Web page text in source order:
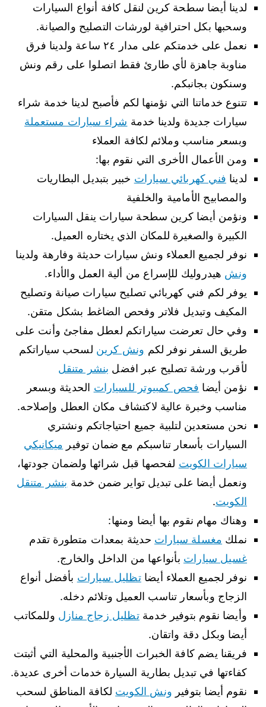
لدينا أيضا سطحة كرين لنقل كافة أنواع السيارات
وسحبها بكل احترافية لورشات التصليح والصيانة.
نعمل على خدمتكم على مدار ٢٤ ساعة ولدينا فرق
مناوبة جاهزة لأي طارئ فقط اتصلوا على رقم ونش
وسنكون بجانبكم.
تتنوع خدماتنا التي نؤمنها لكم فأصبح لدينا خدمة شراء
سيارات جديدة ولدينا خدمة شراء سيارات مستعملة
وبسعر مناسب وملائم لكافة العملاء
ومن الأعمال الأخرى التي نقوم بها:
لدينا فني كهربائي سيارات خبير بتبديل البطاريات
والمصابيح الأمامية والخلفية
ونؤمن أيضا كرين سطحة سيارات ينقل السيارات
الكبيرة والصغيرة للمكان الذي يختاره العميل.
نوفر لجميع العملاء ونش سيارات حديثة وفارهة ولدينا
ونش هيدروليك للإسراع من ألية العمل والأداء.
يوفر لكم فني كهربائي تصليح سيارات صيانة وتصليح
المكيف وتبديل فلاتر وفحص الضاغط بشكل متقن.
وفي حال تعرضت سياراتكم لعطل مفاجئ وأنت على
طريق السفر نوفر لكم ونش كرين لسحب سياراتكم
لأقرب ورشة تصليح عبر افضل بنشر متنقل
نؤمن أيضا فحص كمبيوتر للسيارات الحديثة وبسعر
مناسب وخبرة عالية لاكتشاف مكان العطل وإصلاحه.
نحن مستعدين لتلبية جميع احتياجاتكم ونشتري
السيارات بأسعار تناسبكم مع ضمان توفير ميكانيكي
سيارات الكويت لفحصها قبل شرائها ولضمان جودتها،
ونعمل أيضا على تبديل تواير ضمن خدمة بنشر متنقل
الكويت.
وهناك مهام نقوم بها أيضا ومنها:
نملك مغسلة سيارات حديثة بمعدات متطورة تقدم
غسيل سيارات بأنواعها من الداخل والخارج.
نوفر لجميع العملاء أيضاتظليل سيارات بأفضل أنواع
الزجاج وبأسعار تناسب العميل وتلائم دخله.
وأيضا نقوم بتوفير خدمةتظليل زجاج منازل وللمكاتب
أيضا وبكل دقة واتقان.
فريقنا يضم كافة الخبرات الأجنبية والمحلية التي أثبتت
كفاءتها في تبديل بطارية السيارة خدمات أخرى عديدة.
نقوم أيضا بتوفير ونش الكويت لكافة المناطق لسحب